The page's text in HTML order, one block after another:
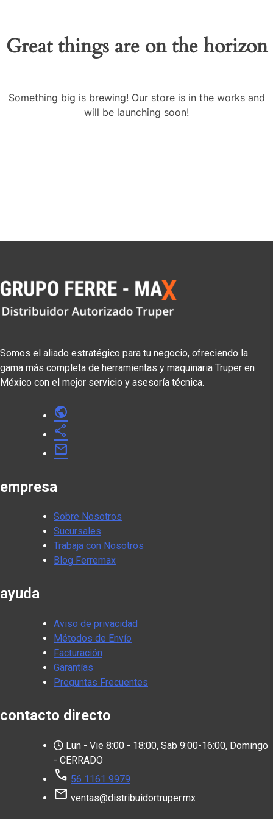
Great things are on the horizon
Something big is brewing! Our store is in the works and
will be launching soon!
Somos el aliado estratégico para tu negocio, ofreciendo la
gama más completa de herramientas y maquinaria Truper en
México con el mejor servicio y asesoría técnica.
public
share
mail
empresa
Sobre Nosotros
Sucursales
Trabaja con Nosotros
Blog Ferremax
ayuda
Aviso de privacidad
Métodos de Envío
Facturación
Garantías
Preguntas Frecuentes
contacto directo
Lun - Vie 8:00 - 18:00, Sab 9:00-16:00, Domingo
- CERRADO
call 56 1161 9979
mail ventas@distribuidortruper.mx